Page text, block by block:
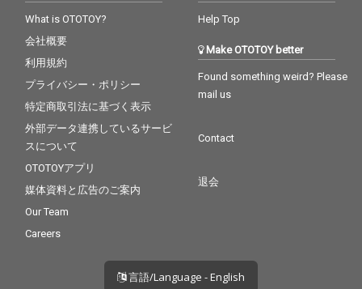
What is OTOTOY?
会社概要
利用規約
プライバシー・ポリシー
特定商取引法に基づく表示
外部データ連携しているサービ
スについて
OTOTOYアプリ
媒体資料と広告のご案内
Our Team
Careers
Help Top
Make OTOTOY better
Found something weird? Please
mail us
Contact
退会
言語/Language - English